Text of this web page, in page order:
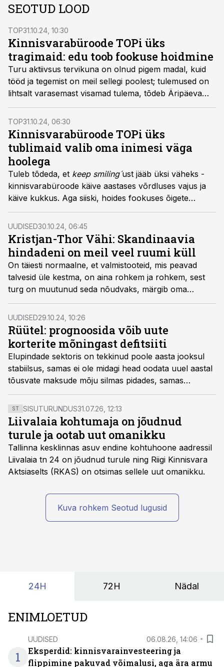
SEOTUD LOOD
TOP31.10.24, 10:30
Kinnisvarabüroode TOPi üks
tragimaid: edu toob fookuse hoidmine
Turu aktiivsus tervikuna on olnud pigem madal, kuid
tööd ja tegemist on meil sellegi poolest; tulemused on
lihtsalt varasemast visamad tulema, tõdeb Äripäeva
koostatud värskes Kinnisvarabüroode TOP 26-s
esindatud Colliers International Advisors OÜ partner
Avo Rõõmussaar.
TOP31.10.24, 06:30
Kinnisvarabüroode TOPi üks
tublimaid valib oma inimesi väga
hoolega
Tuleb tõdeda, et keep smiling´ust jääb üksi väheks -
kinnisvarabüroode käive aastases võrdluses vajus ja
käive kukkus. Aga siiski, hoides fookuses õigete
tegevuste tegemist, valmistud lähenevaks kasvuks. 26
kinnisvarabürood said pingeritta.
UUDISED30.10.24, 06:45
Kristjan-Thor Vähi: Skandinaavia
hindadeni on meil veel ruumi küll
On täiesti normaalne, et valmistooteid, mis peavad
talvesid üle kestma, on aina rohkem ja rohkem, sest
turg on muutunud seda nõudvaks, märgib oma
kommentaaris Kinnisvarauudistele Invego juht Kristjan-
Thor Vähi.
UUDISED29.10.24, 10:26
Rüütel: prognoosida võib uute
korterite mõningast defitsiiti
Elupindade sektoris on tekkinud poole aasta jooksul
stabiilsus, samas ei ole midagi head oodata uuel aastal
tõusvate maksude mõju silmas pidades, samas
leevendust peaks tooma laenuintresside jätkuv langus,
tõdeb Eesti Kinnisvarafirmade Liidu tegevdirektor Tõnis
Rüütel.
ST SISUTURUNDUS31.07.26, 12:13
Liivalaia kohtumaja on jõudnud
turule ja ootab uut omanikku
Tallinna kesklinnas asuv endine kohtuhoone aadressil
Liivalaia tn 24 on jõudnud turule ning Riigi Kinnisvara
Aktsiaselts (RKAS) on otsimas sellele uut omanikku.
Kuva rohkem Seotud lugusid
24H 72H Nädal
ENIMLOETUD
1
UUDISED 06.08.26, 14:06
Eksperdid: kinnisvarainvesteering ja
flippimine pakuvad võimalusi, aga ära armu